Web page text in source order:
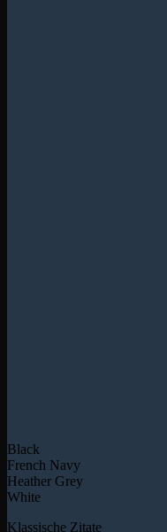
Black
French Navy
Heather Grey
White
Klassische Zitate